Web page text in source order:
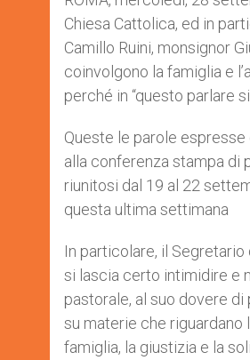
p e
r
k
Chiesa Cattolica, ed in
Camillo Ruini, monsignor
coinvolgono la famiglia e
perché in “questo parlare
Queste le parole espresse
alla conferenza stampa di
riunitosi dal 19 al 22
questa ultima settimana
In particolare, il Segretario
si lascia certo intimidire e
pastorale, al suo dovere
su materie che riguardano
famiglia, la giustizia e la